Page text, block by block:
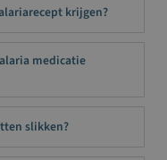
krijgen?
medicatie
slikken?